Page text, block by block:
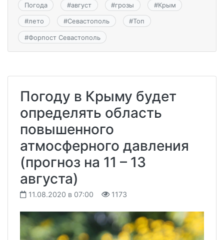
Погода #август #грозы #Крым
#лето #Севастополь #Топ
#Форпост Севастополь
Погоду в Крыму будет
определять область
повышенного
атмосферного давления
(прогноз на 11 – 13
августа)
11.08.2020 в 07:00 1173